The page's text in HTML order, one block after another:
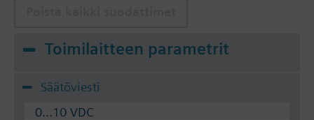
Toimilaitteen parametrit
Säätöviesti
0...10 VDC